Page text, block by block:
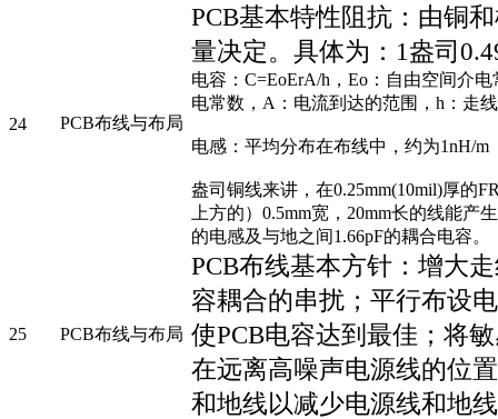
24 PCB布线与布局
PCB基本特性阻抗：由铜
量决定。具体为：1盎司
电容：C=EoErA/h，Eo：自由空间介
电常数，A：电流到达的范围，h：走
电感：平均分布在布线中，约为1nH/m
盎司铜线来讲，在0.25mm(10mil)厚的
上方的）0.5mm宽，20mm长的线能产
的电感及与地之间1.66pF的耦合电容。
25 PCB布线与布局
PCB布线基本方针：增大
容耦合的串扰；平行布设
使PCB电容达到最佳；将
在远离高噪声电源线的位
和地线以减少电源线和地